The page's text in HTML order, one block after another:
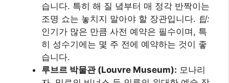
습니다. 특히 해 질 녘부터 매 정각 반짝이는
조명 쇼는 놓치지 말아야 할 장관입니다. 팁:
인기가 많은 만큼 사전 예약은 필수이며, 특
히 성수기에는 몇 주 전에 예약하는 것이 좋
습니다.
루브르 박물관 (Louvre Museum): 모나리